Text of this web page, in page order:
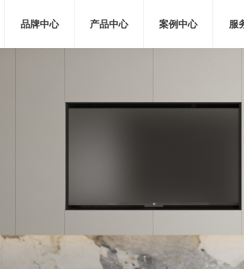
品牌中心 产品中心 案例中心 服